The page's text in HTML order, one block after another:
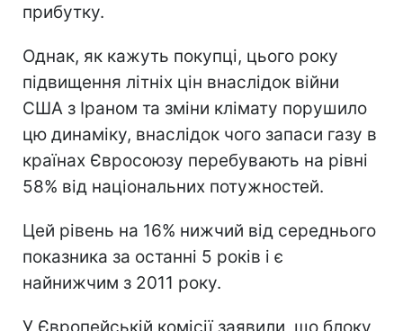
прибутку.
Однак, як кажуть покупці, цього року
підвищення літніх цін внаслідок війни
США з Іраном та зміни клімату порушило
цю динаміку, внаслідок чого запаси газу в
країнах Євросоюзу перебувають на рівні
58% від національних потужностей.
Цей рівень на 16% нижчий від середнього
показника за останні 5 років і є
найнижчим з 2011 року.
У Європейській комісії заявили, що блоку